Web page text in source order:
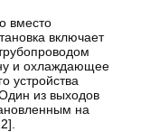
вместо
включает
и охлаждающее
устройства
из выходов
на
].